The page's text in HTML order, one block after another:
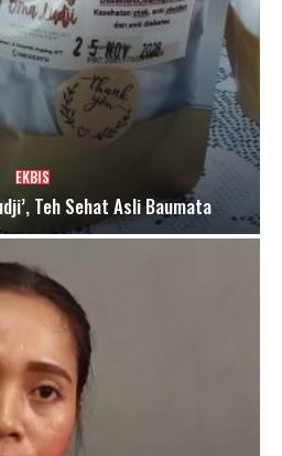
EKBIS
Teh Sehat Asli Baumata